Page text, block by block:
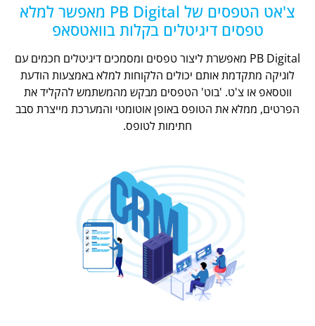
צ'אט הטפסים של PB Digital מאפשר למלא
טפסים דיגיטלים בקלות בוואטסאפ
PB Digital מאפשרת ליצור טפסים ומסמכים דיגיטלים חכמים עם
לוגיקה מתקדמת אותם יכולים הלקוחות למלא באמצעות הודעת
ווטסאפ או צ'ט. 'בוט' הטפסים מבקש מהמשתמש להקליד את
הפרטים, ממלא את הטופס באופן אוטומטי והמערכת מייצרת סבב
חתימות לטופס.